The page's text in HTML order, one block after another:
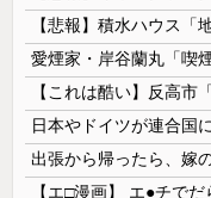
日本やドイツが連合国